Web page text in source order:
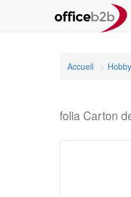
Accueil
folia Carton